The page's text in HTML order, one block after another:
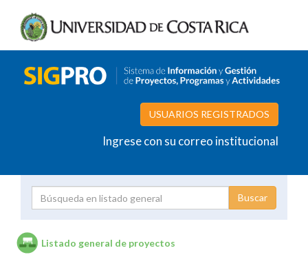
USUARIOS REGISTRADOS
Ingrese con su correo institucional
Listado general de proyectos